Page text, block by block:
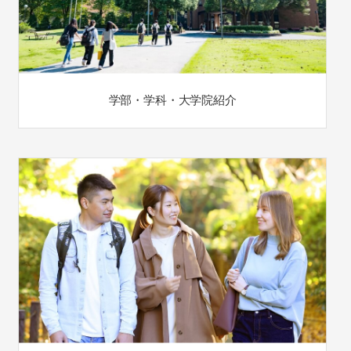
学部・学科・大学院紹介